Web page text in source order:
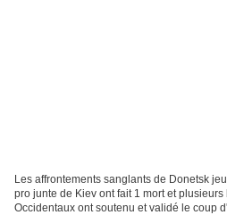
Les affrontements sanglants de Donetsk
pro junte de Kiev ont fait 1 mort et
Occidentaux ont soutenu et validé le coup